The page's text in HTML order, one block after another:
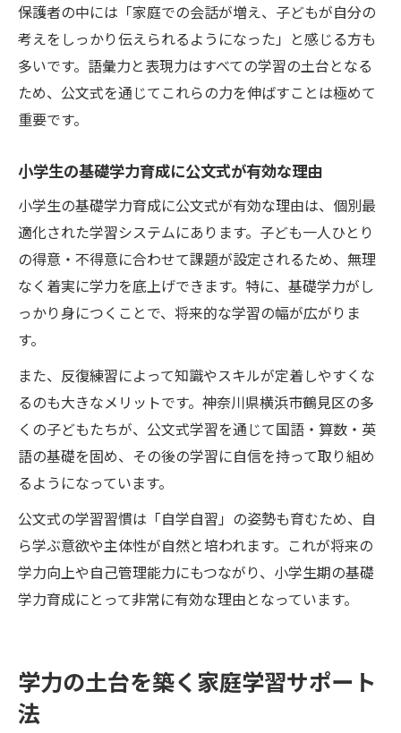
保護者の中には「家庭での会話が増え、子どもが自分の
考えをしっかり伝えられるようになった」と感じる方も
多いです。語彙力と表現力はすべての学習の土台となる
ため、公文式を通じてこれらの力を伸ばすことは極めて
重要です。
小学生の基礎学力育成に公文式が有効な理由
小学生の基礎学力育成に公文式が有効な理由は、個別最
適化された学習システムにあります。子ども一人ひとり
の得意・不得意に合わせて課題が設定されるため、無理
なく着実に学力を底上げできます。特に、基礎学力がし
っかり身につくことで、将来的な学習の幅が広がりま
す。
また、反復練習によって知識やスキルが定着しやすくな
るのも大きなメリットです。神奈川県横浜市鶴見区の多
くの子どもたちが、公文式学習を通じて国語・算数・英
語の基礎を固め、その後の学習に自信を持って取り組め
るようになっています。
公文式の学習習慣は「自学自習」の姿勢も育むため、自
ら学ぶ意欲や主体性が自然と培われます。これが将来の
学力向上や自己管理能力にもつながり、小学生期の基礎
学力育成にとって非常に有効な理由となっています。
学力の土台を築く家庭学習サポート
法